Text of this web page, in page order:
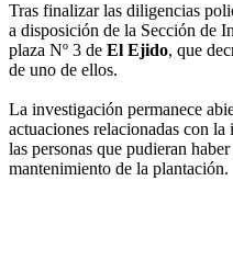
Tras finalizar las diligencias
a disposición de la Sección de
plaza Nº 3 de El Ejido, que
de uno de ellos.
La investigación permanece
actuaciones relacionadas con
las personas que pudieran
mantenimiento de la plantación.